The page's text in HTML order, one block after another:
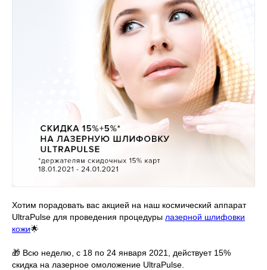
Хотим порадовать вас акцией на наш космический аппарат
UltraPulse для проведения процедуры лазерной шлифовки
кожи🌟
🎁 Всю неделю, с 18 по 24 января 2021, действует 15%
скидка на лазерное омоложение UltraPulse.